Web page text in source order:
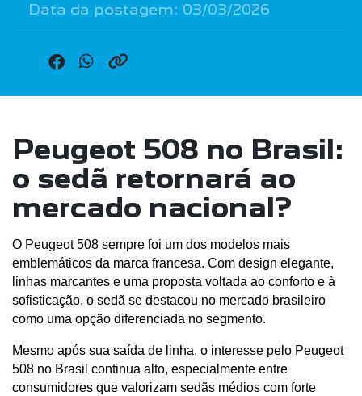
Data da postagem: 03/03/2026
Peugeot 508 no Brasil:
o sedã retornará ao
mercado nacional?
O Peugeot 508 sempre foi um dos modelos mais
emblemáticos da marca francesa. Com design elegante,
linhas marcantes e uma proposta voltada ao conforto e à
sofisticação, o sedã se destacou no mercado brasileiro
como uma opção diferenciada no segmento.
Mesmo após sua saída de linha, o interesse pelo Peugeot
508 no Brasil continua alto, especialmente entre
consumidores que valorizam sedãs médios com forte